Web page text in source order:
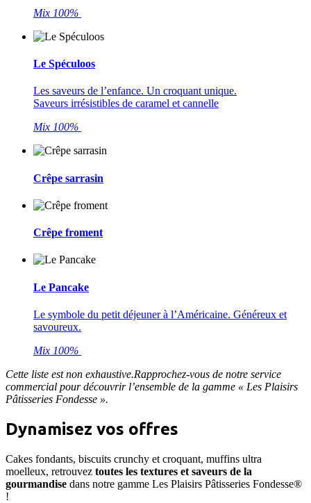
Mix 100%
Le Spéculoos
Les saveurs de l’enfance. Un croquant unique.
Saveurs irrésistibles de caramel et cannelle
Mix 100%
Crêpe sarrasin
Crêpe froment
Le Pancake
Le symbole du petit déjeuner à l’Américaine. Généreux et
savoureux.
Mix 100%
Cette liste est non exhaustive.Rapprochez-vous de notre service
commercial pour découvrir l’ensemble de la gamme « Les Plaisirs
Pâtisseries Fondesse ».
Dynamisez vos offres
Cakes fondants, biscuits crunchy et croquant, muffins ultra
moelleux, retrouvez toutes les textures et saveurs de la
gourmandise dans notre gamme Les Plaisirs Pâtisseries Fondesse®
!